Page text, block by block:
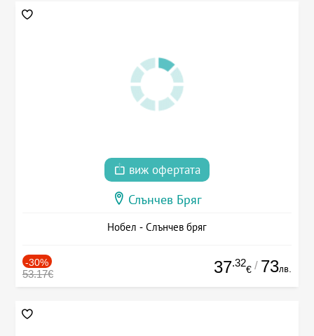
виж офертата
Слънчев Бряг
Нобел - Слънчев бряг
-30%
53.17€ 37.32
€ / 73лв.